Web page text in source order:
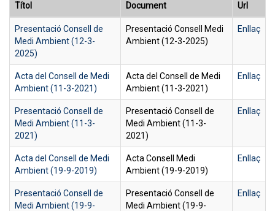
Títol Document Url
Presentació Consell de
Medi Ambient (12-3-
2025)
Presentació Consell Medi
Ambient (12-3-2025)
Enllaç
Acta del Consell de Medi
Ambient (11-3-2021)
Acta del Consell de Medi
Ambient (11-3-2021)
Enllaç
Presentació Consell de
Medi Ambient (11-3-
2021)
Presentació Consell de
Medi Ambient (11-3-
2021)
Enllaç
Acta del Consell de Medi
Ambient (19-9-2019)
Acta Consell Medi
Ambient (19-9-2019)
Enllaç
Presentació Consell de
Medi Ambient (19-9-
Presentació Consell de
Medi Ambient (19-9-
Enllaç